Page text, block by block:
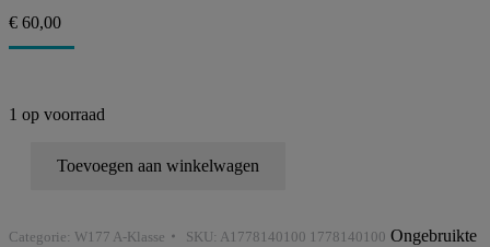
€ 60,00
1 op voorraad
1778140100
klasse
Toevoegen aan winkelwagen
Categorie: W177 A-Klasse SKU: A1778140100 1778140100 Ongebruikte